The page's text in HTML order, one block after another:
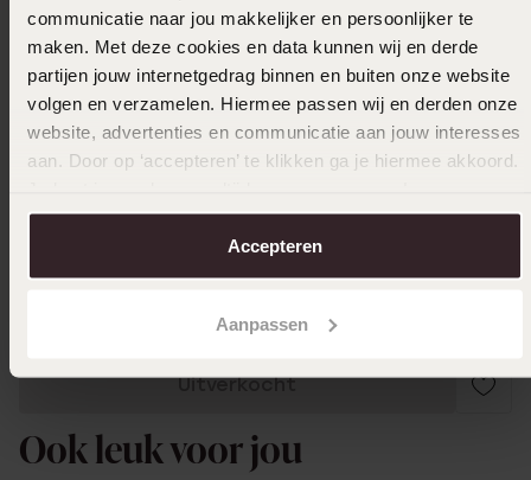
communicatie naar jou makkelijker en persoonlijker te
maken. Met deze cookies en data kunnen wij en derde
partijen jouw internetgedrag binnen en buiten onze website
volgen en verzamelen. Hiermee passen wij en derden onze
website, advertenties en communicatie aan jouw interesses
aan. Door op ‘accepteren’ te klikken ga je hiermee akkoord.
over in onscookiebeleid.
Accepteren
Aanpassen
29-12-2025 - Lieke v.
03-11-2024 - Wanda
Heel fijntjes en toch heel mooi voor mijn
Uitverkocht
Ook leuk voor jou